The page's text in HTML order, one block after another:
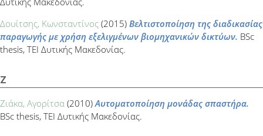
Δουίτσης, Κωνσταντίνος (2015) Βελτιστοποίηση της διαδικασίας
παραγωγής με χρήση εξελιγμένων βιομηχανικών δικτύων. BSc
thesis, ΤΕΙ Δυτικής Μακεδονίας.
Ζ
Ζιάκα, Αγορίτσα (2010)Αυτοματοποίηση μονάδας σπαστήρα.
BSc thesis, ΤΕΙ Δυτικής Μακεδονίας.